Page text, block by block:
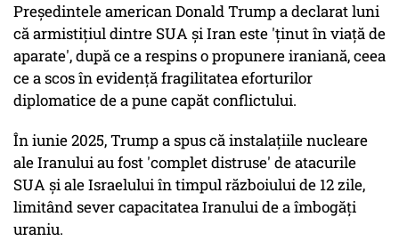
Preşedintele american Donald Trump a declarat luni
că armistiţiul dintre SUA şi Iran este 'ţinut în viaţă de
aparate', după ce a respins o propunere iraniană, ceea
ce a scos în evidenţă fragilitatea eforturilor
diplomatice de a pune capăt conflictului.
În iunie 2025, Trump a spus că instalaţiile nucleare
ale Iranului au fost 'complet distruse' de atacurile
SUA şi ale Israelului în timpul războiului de 12 zile,
limitând sever capacitatea Iranului de a îmbogăţi
uraniu.